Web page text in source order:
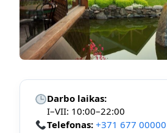
Darbo laikas:
I–VII: 10:00–22:00
Telefonas: +371 677 00000